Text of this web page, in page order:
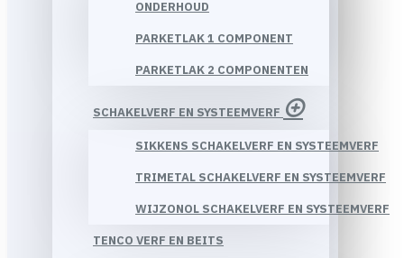
ONDERHOUD
PARKETLAK 1 COMPONENT
PARKETLAK 2 COMPONENTEN
SCHAKELVERF EN SYSTEEMVERF
SIKKENS SCHAKELVERF EN SYSTEEMVERF
TRIMETAL SCHAKELVERF EN SYSTEEMVERF
WIJZONOL SCHAKELVERF EN SYSTEEMVERF
TENCO VERF EN BEITS